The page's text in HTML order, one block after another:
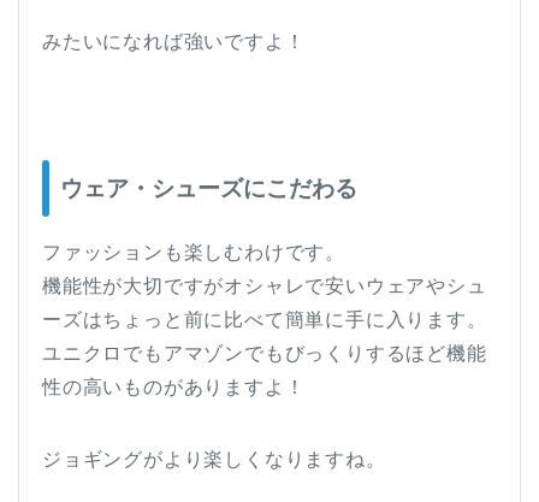
みたいになれば強いですよ！
ウェア・シューズにこだわる
ファッションも楽しむわけです。
機能性が大切ですがオシャレで安いウェアやシュ
ーズはちょっと前に比べて簡単に手に入ります。
ユニクロでもアマゾンでもびっくりするほど機能
性の高いものがありますよ！
ジョギングがより楽しくなりますね。